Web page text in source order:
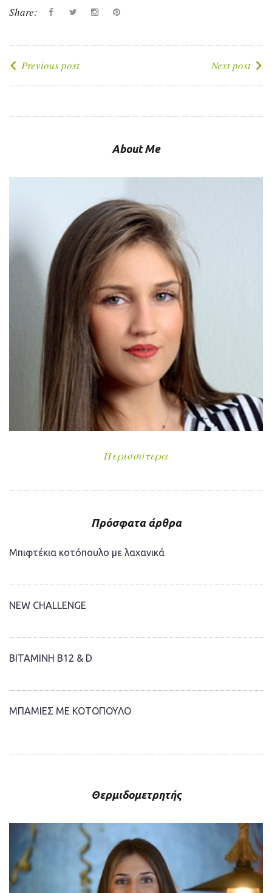
Share: FacebookTwitterinstagramPinterest
Πλοήγηση
Previous post Next post
About Me
Περισσότερα
Πρόσφατα άρθρα
Μπιφτέκια κοτόπουλο με λαχανικά
NEW CHALLENGE
ΒΙΤΑΜΙΝΗ Β12 & D
ΜΠΑΜΙΕΣ ΜΕ ΚΟΤΟΠΟΥΛΟ
Θερμιδομετρητής